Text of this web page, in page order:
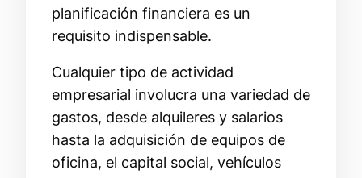
planificación financiera es un
requisito indispensable.
Cualquier tipo de actividad
empresarial involucra una variedad de
gastos, desde alquileres y salarios
hasta la adquisición de equipos de
oficina, el capital social, vehículos